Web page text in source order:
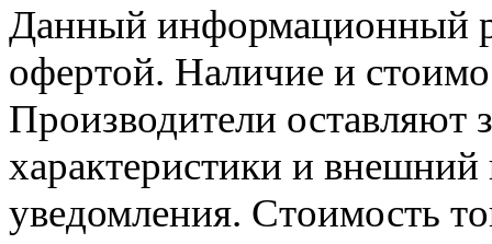
Данный информационный
офертой. Наличие и
Производители оставляют
характеристики и внешний
уведомления. Стоимость